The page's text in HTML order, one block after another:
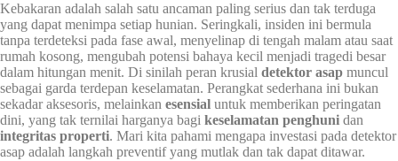
Kebakaran adalah salah satu ancaman paling serius dan tak terduga
yang dapat menimpa setiap hunian. Seringkali, insiden ini bermula
tanpa terdeteksi pada fase awal, menyelinap di tengah malam atau saat
rumah kosong, mengubah potensi bahaya kecil menjadi tragedi besar
dalam hitungan menit. Di sinilah peran krusial detektor asap muncul
sebagai garda terdepan keselamatan. Perangkat sederhana ini bukan
sekadar aksesoris, melainkan esensial untuk memberikan peringatan
dini, yang tak ternilai harganya bagi keselamatan penghuni dan
integritas properti. Mari kita pahami mengapa investasi pada detektor
asap adalah langkah preventif yang mutlak dan tak dapat ditawar.